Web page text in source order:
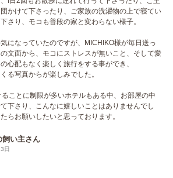
かけて下さったり、ご家族の洗濯物の上で寝てい
さり、モコも普段の家と変わらない様子。
になっていたのですが、MICHIKO様が毎日送っ
文面から、モコにストレスが無いこと、そして愛
心配もなく楽しく旅行をする事ができ、
る写真からが楽しみでした。
ことに制限が多いホテルもある中、お部屋の中
下さり、こんなに嬉しいことはありませんでし
らお願いしたいと思っております。
飼い主さん
日